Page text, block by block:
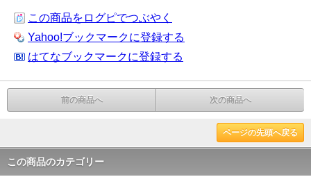
この商品をログピでつぶやく
Yahoo!ブックマークに登録する
はてなブックマークに登録する
前の商品へ 次の商品へ
ページの先頭へ戻る
この商品のカテゴリー